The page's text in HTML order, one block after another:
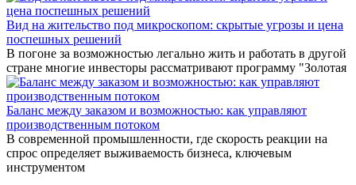
Вид на жительство под микроскопом: скрытые угрозы и цена
поспешных решений
В погоне за возможностью легально жить и работать в другой
стране многие инвесторы рассматривают программу "Золотая
Баланс между заказом и возможностью: как управляют
производственным потоком
В современной промышленности, где скорость реакции на
спрос определяет выживаемость бизнеса, ключевым
инструментом